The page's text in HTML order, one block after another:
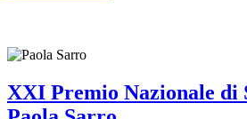
XXI Premio Nazionale di